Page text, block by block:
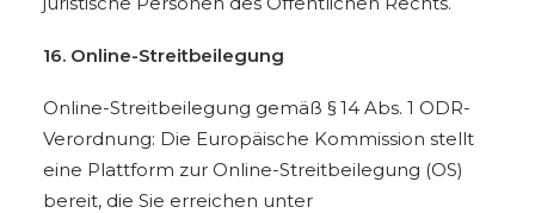
16. Online-Streitbeilegung
Online-Streitbeilegung gemäß § 14 Abs. 1 ODR-
Verordnung: Die Europäische Kommission stellt
eine Plattform zur Online-Streitbeilegung (OS)
bereit, die Sie erreichen unter